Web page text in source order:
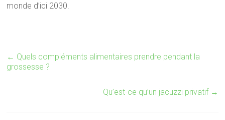
monde d’ici 2030.
← Quels compléments alimentaires prendre pendant la
grossesse ?
Qu’est-ce qu’un jacuzzi privatif →